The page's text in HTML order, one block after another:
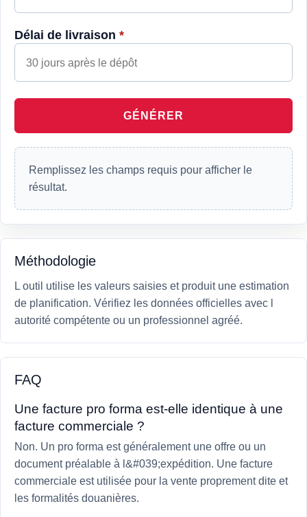
Délai de livraison *
GÉNÉRER
Remplissez les champs requis pour afficher le
résultat.
Méthodologie
L outil utilise les valeurs saisies et produit une estimation
de planification. Vérifiez les données officielles avec l
autorité compétente ou un professionnel agréé.
FAQ
Une facture pro forma est-elle identique à une
facture commerciale ?
Non. Un pro forma est généralement une offre ou un
document préalable à l&#039;expédition. Une facture
commerciale est utilisée pour la vente proprement dite et
les formalités douanières.